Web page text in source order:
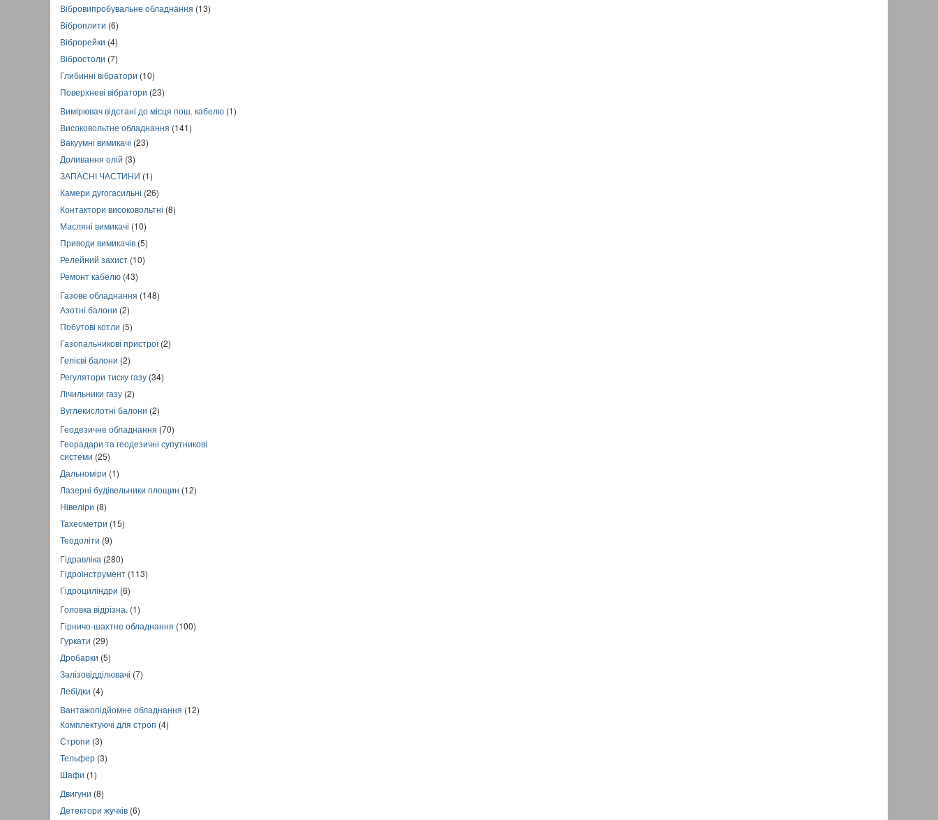
Вібровипробувальне обладнання (13)
Віброплити (6)
Віброрейки (4)
Вібростоли (7)
Глибинні вібратори (10)
Поверхневі вібратори (23)
Вимірювач відстані до місця пош. кабелю (1)
Високовольтне обладнання (141)
Вакуумні вимикачі (23)
Доливання олій (3)
ЗАПАСНІ ЧАСТИНИ (1)
Камери дугогасильні (26)
Контактори високовольтні (8)
Масляні вимикачі (10)
Приводи вимикачів (5)
Релейний захист (10)
Ремонт кабелю (43)
Газове обладнання (148)
Азотні балони (2)
Побутові котли (5)
Газопальникові пристрої(2)
Гелієві балони (2)
Регулятори тиску газу (34)
Лічильники газу (2)
Вуглекислотні балони (2)
Геодезичне обладнання (70)
Георадари та геодезичні супутникові
системи (25)
Дальноміри (1)
Лазерні будівельники площин (12)
Нівеліри (8)
Тахеометри (15)
Теодоліти (9)
Гідравліка (280)
Гідроінструмент (113)
Гідроциліндри (6)
Головка відрізна. (1)
Гірничо-шахтне обладнання (100)
Гуркати (29)
Дробарки (5)
Залізовідділювачі (7)
Лебідки (4)
Вантажопідйомне обладнання (12)
Комплектуючі для строп (4)
Стропи (3)
Тельфер (3)
Шафи (1)
Двигуни (8)
Детектори жучків (6)